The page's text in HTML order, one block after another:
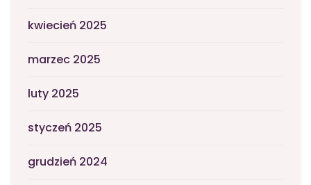
kwiecień 2025
marzec 2025
luty 2025
styczeń 2025
grudzień 2024